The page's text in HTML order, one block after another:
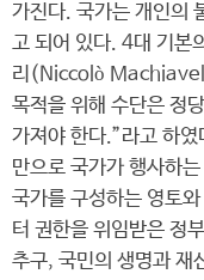
가진다. 국가는 개인의
고 되어 있다. 4대 기본
리(Niccolò
목적을 위해 수단은 정
가져야 한다.”라고 하
만으로 국가가 행사하
국가를 구성하는 영토
터 권한을 위임받은 정
추구, 국민의 생명과 재